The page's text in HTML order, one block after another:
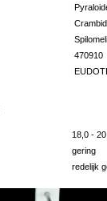
470910
18,0 -
gering
redelijk